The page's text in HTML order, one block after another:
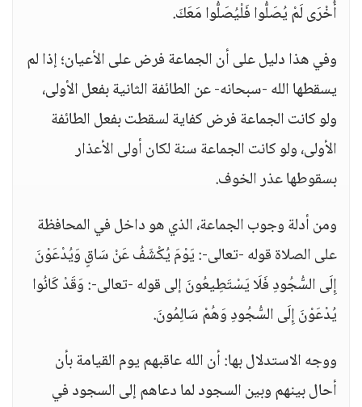
أُخْرَى لَمْ يُصَلُّوا فَلْيُصَلُّوا مَعَكَ.
وفي هذا دليل على أن الجماعة فرض على الأعيان؛ إذا لم
يسقطها الله -سبحانه- عن الطائفة الثانية بفعل الأولى،
ولو كانت الجماعة فرض كفاية لسقطت بفعل الطائفة
الأولى، ولو كانت الجماعة سنة لكان أولى الأعذار
بسقوطها عذر الخوف.
ومن أدلة وجوب الجماعة، الذي هو داخل في المحافظة
على الصلاة قوله -تعالى-: يَوْمَ يُكْشَفُ عَنْ سَاقٍ وَيُدْعَوْنَ
إِلَى السُّجُودِ فَلَا يَسْتَطِيعُونَ إلى قوله -تعالى-: وَقَدْ كَانُوا
يُدْعَوْنَ إِلَى السُّجُودِ وَهُمْ سَالِمُونَ.
ووجه الاستدلال بها: أن الله عاقبهم يوم القيامة بأن
أحال بينهم وبين السجود لما دعاهم إلى السجود في